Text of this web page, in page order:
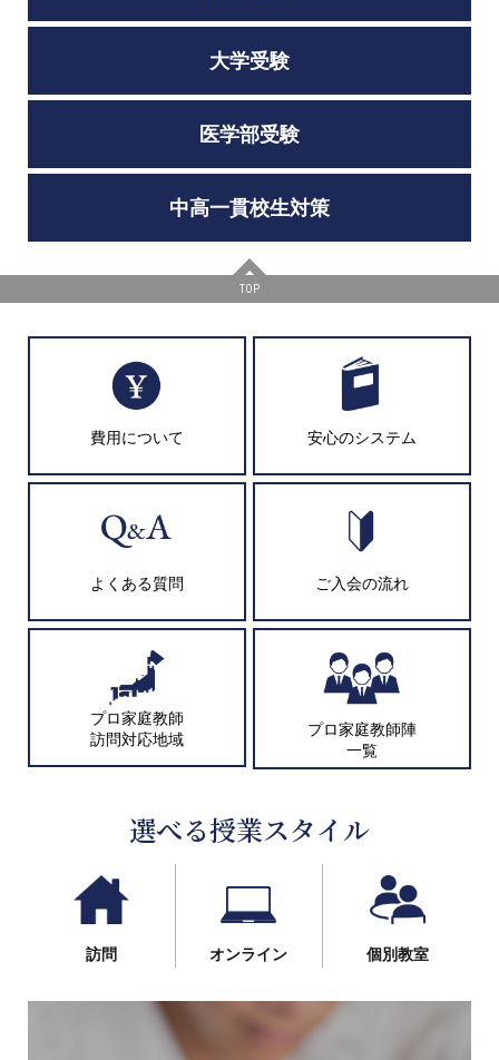
大学受験
医学部受験
中高一貫校生対策
TOP
費用について 安心のシステム
よくある質問 ご入会の流れ
プロ家庭教師
訪問対応地域
プロ家庭教師陣
一覧
選べる授業スタイル
訪問 オンライン 個別教室